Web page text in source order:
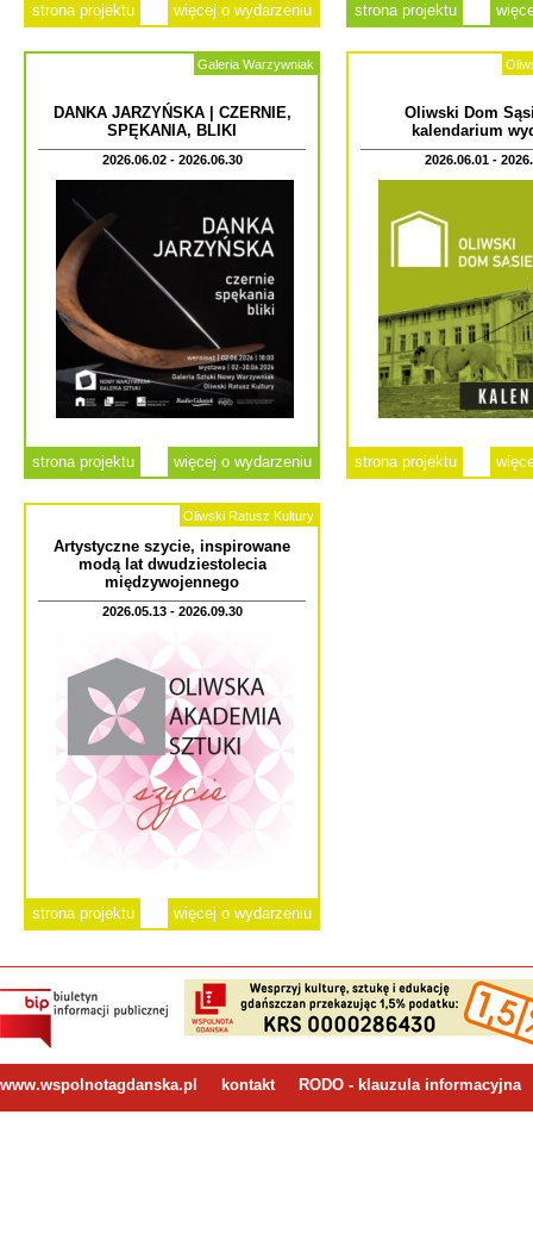
strona projektu więcej o wydarzeniu strona projektu
Galeria Warzywniak
DANKA JARZYŃSKA | CZERNIE,
SPĘKANIA, BLIKI
2026.06.02 - 2026.06.30
strona projektu więcej o wydarzeniu
Oliwski Dom
kalendarium
2026.06.01 -
strona projektu
Oliwski Ratusz Kultury
Artystyczne szycie, inspirowane
modą lat dwudziestolecia
międzywojennego
2026.05.13 - 2026.09.30
strona projektu więcej o wydarzeniu
www.wspolnotagdanska.pl kontakt RODO - klauzula informacyjna